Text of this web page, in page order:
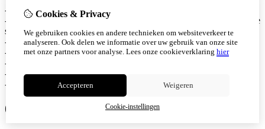
-Torsiebeveiliging voorkomt meedraaien in het boorgat
-Voor gebruik met houtschroeven, spaanplaatschroeven en metrische
schroeven
-Massieve centreerpen vergemakkelijkt het inbrengen in het boorgat
-Hoogwaardig PA6.
-Voor schroeven van 8 tot 10mm
-Diameter boorgat: 12mm
-Ankerlengte: 60mm
0 review(s)
Cookies & Privacy
We gebruiken cookies en andere technieken om websiteverkeer te
analyseren. Ook delen we informatie over uw gebruik van onze site
met onze partners voor analyse. Lees onze cookieverklaring hier
Accepteren Weigeren
Cookie-instellingen